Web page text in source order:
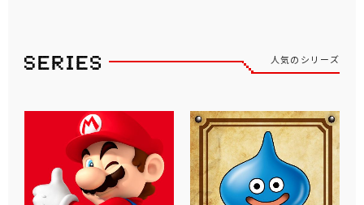
人気のシリーズ